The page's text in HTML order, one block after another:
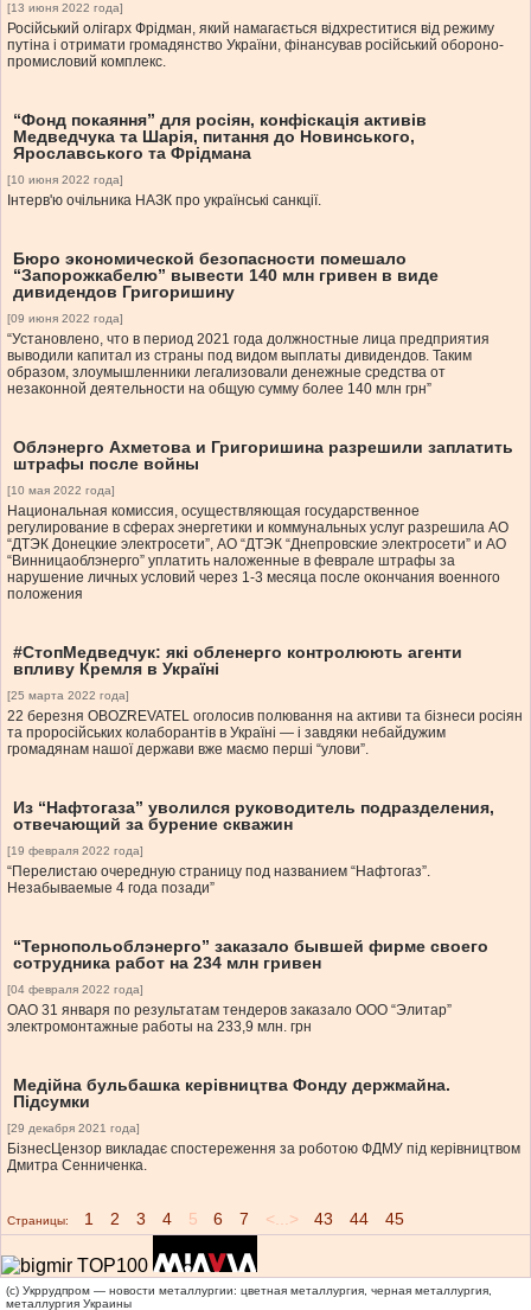
[13 июня 2022 года]
Російський олігарх Фрідман, який намагається відхреститися від режиму
путіна і отримати громадянство України, фінансував російський обороно-
промисловий комплекс.
“Фонд покаяння” для росіян, конфіскація активів
Медведчука та Шарія, питання до Новинського,
Ярославського та Фрідмана
[10 июня 2022 года]
Інтерв'ю очільника НАЗК про українські санкції.
Бюро экономической безопасности помешало
“Запорожкабелю” вывести 140 млн гривен в виде
дивидендов Григоришину
[09 июня 2022 года]
“Установлено, что в период 2021 года должностные лица предприятия
выводили капитал из страны под видом выплаты дивидендов. Таким
образом, злоумышленники легализовали денежные средства от
незаконной деятельности на общую сумму более 140 млн грн”
Облэнерго Ахметова и Григоришина разрешили заплатить
штрафы после войны
[10 мая 2022 года]
Национальная комиссия, осуществляющая государственное
регулирование в сферах энергетики и коммунальных услуг разрешила АО
“ДТЭК Донецкие электросети”, АО “ДТЭК “Днепровские электросети” и АО
“Винницаоблэнерго” уплатить наложенные в феврале штрафы за
нарушение личных условий через 1-3 месяца после окончания военного
положения
#СтопМедведчук: які обленерго контролюють агенти
впливу Кремля в Україні
[25 марта 2022 года]
22 березня OBOZREVATEL оголосив полювання на активи та бізнеси росіян
та проросійських колаборантів в Україні — і завдяки небайдужим
громадянам нашої держави вже маємо перші “улови”.
Из “Нафтогаза” уволился руководитель подразделения,
отвечающий за бурение скважин
[19 февраля 2022 года]
“Перелистаю очередную страницу под названием “Нафтогаз”.
Незабываемые 4 года позади”
“Тернопольоблэнерго” заказало бывшей фирме своего
сотрудника работ на 234 млн гривен
[04 февраля 2022 года]
ОАО 31 января по результатам тендеров заказало ООО “Элитар”
электромонтажные работы на 233,9 млн. грн
Медійна бульбашка керівництва Фонду держмайна.
Підсумки
[29 декабря 2021 года]
БізнесЦензор викладає спостереження за роботою ФДМУ під керівництвом
Дмитра Сенниченка.
Страницы: 1 2 3 4 5 6 7 <...> 43 44 45
(c) Укррудпром — новости металлургии: цветная металлургия, черная металлургия,
металлургия Украины